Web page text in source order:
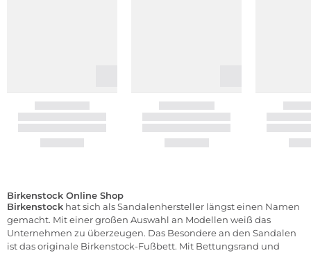
Birkenstock Online Shop
Birkenstock hat sich als Sandalenhersteller längst einen Namen
gemacht. Mit einer großen Auswahl an Modellen weiß das
Unternehmen zu überzeugen. Das Besondere an den Sandalen
ist das originale Birkenstock-Fußbett. Mit Bettungsrand und